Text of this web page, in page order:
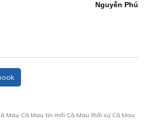
Nguyễn Phú
Mau Cà Mau tin mới Cà Mau thời sự Cà Mau